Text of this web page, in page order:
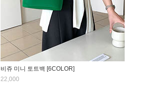
비쥬 미니 토트백 [6COLOR]
22,000